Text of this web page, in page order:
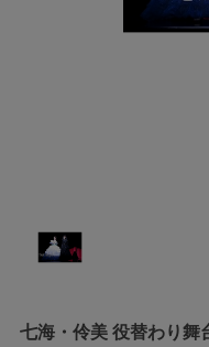
七海・伶美 役替わり舞